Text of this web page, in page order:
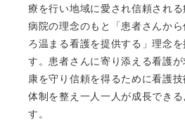
療を行い地域に愛され信頼され
病院の理念のもと「患者さんか
ろ温まる看護を提供する」理念
す。患者さんに寄り添える看護
康を守り信頼を得るために看護
体制を整え一人一人が成長でき
す。